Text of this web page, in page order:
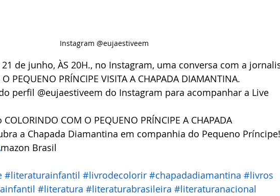
Instagram @eujaestiveem
de junho, ÀS 20H., no Instagram, uma conversa com a
PEQUENO PRÍNCIPE VISITA A CHAPADA DIAMANTINA.
perfil @eujaestiveem do Instagram para acompanhar a Live
COM O PEQUENO PRÍNCIPE A CHAPADA
a Chapada Diamantina em companhia do Pequeno
mazon Brasil
#literaturainfantil #livrodecolorir #chapadadiamantina #livros
#literatura #literaturabrasileira #literaturanacional